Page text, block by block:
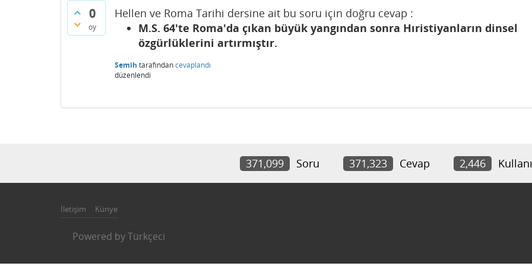
0
oy
Hellen ve Roma Tarihi dersine ait bu soru için doğru cevap :
M.S. 64'te Roma'da çıkan büyük yangından sonra Hıristiyanların dinsel
özgürlüklerini artırmıştır.
Semih tarafındancevaplandı
düzenlendi
371,099 Soru 371,323 Cevap 2,446
İletişim Künye
Powered byTürkçeci